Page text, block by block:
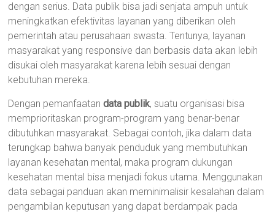
dengan serius. Data publik bisa jadi senjata ampuh untuk
meningkatkan efektivitas layanan yang diberikan oleh
pemerintah atau perusahaan swasta. Tentunya, layanan
masyarakat yang responsive dan berbasis data akan lebih
disukai oleh masyarakat karena lebih sesuai dengan
kebutuhan mereka.
Dengan pemanfaatandata publik, suatu organisasi bisa
memprioritaskan program-program yang benar-benar
dibutuhkan masyarakat. Sebagai contoh, jika dalam data
terungkap bahwa banyak penduduk yang membutuhkan
layanan kesehatan mental, maka program dukungan
kesehatan mental bisa menjadi fokus utama. Menggunakan
data sebagai panduan akan meminimalisir kesalahan dalam
pengambilan keputusan yang dapat berdampak pada